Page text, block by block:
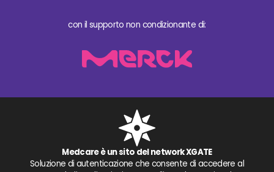
con il supporto non condizionante di:
Medcare è un sito del network XGATE
Soluzione di autenticazione che consente di accedere al